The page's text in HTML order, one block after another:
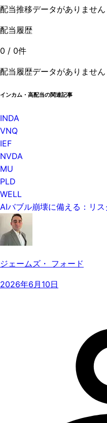
配当推移データがありません
配当履歴
0 / 0件
配当履歴データがありません
インカム・高配当の関連記事
INDA
VNQ
IEF
NVDA
MU
PLD
WELL
AIバブル崩壊に備える：リ
ジェームズ・ フォード
2026年6月10日